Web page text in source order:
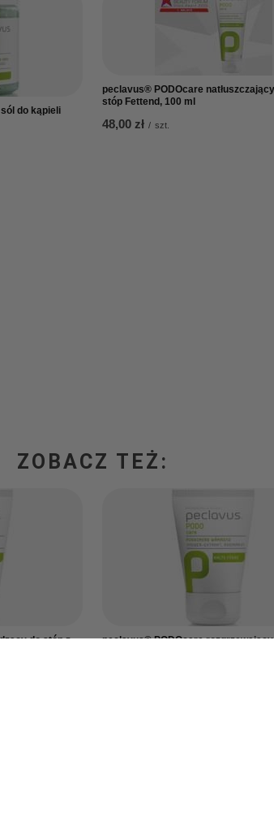
do kąpieli
peclavus® PODOcare
stóp Fettend, 100 ml
48,00 zł / szt.
ZOBACZ TEŻ:
do stóp z
peclavus® PODOcare